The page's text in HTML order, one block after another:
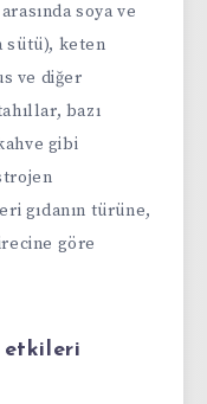
soya ve
sütü), keten
ve diğer
bazı
gibi
gıdanın türüne,
göre
etkileri